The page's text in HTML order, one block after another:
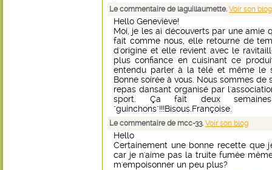
Le commentaire de laguillaumette. Voir son blog
Hello Geneviève!
Moi, je les ai découverts par une amie
fait comme nous, elle retourne de
d'origine et elle revient avec le
plus confiance en cuisinant ce
entendu parler à la télé et même le
Bonne soirée à vous. Nous sommes de
repas dansant organisé par
sport. Ça fait deux
"guinchons"!!!Bisous.Françoise.
Le commentaire de mcc-33. Voir son blog
Hello
Certainement une bonne recette que
car je n'aime pas la truite fumée
m'empoisonner un peu plus?